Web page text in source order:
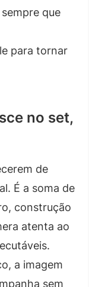
que
para tornar
no set,
de
É a soma de
construção
atenta ao
a imagem
sem